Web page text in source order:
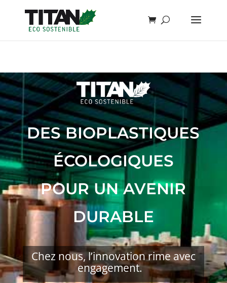
DES BIOPLASTIQUES
ÉCOLOGIQUES
POUR UN AVENIR
DURABLE
Chez nous, l’innovation rime avec
engagement.